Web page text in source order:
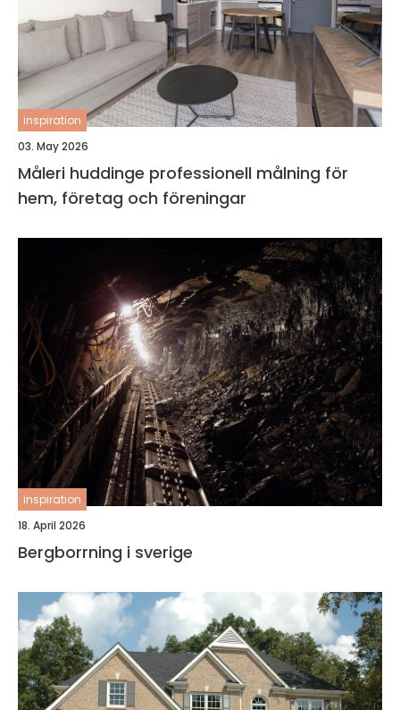
inspiration
03. May 2026
Måleri huddinge professionell målning för
hem, företag och föreningar
inspiration
18. April 2026
Bergborrning i sverige